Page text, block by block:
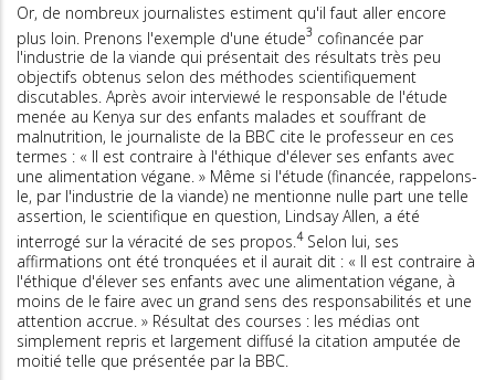
Or, de nombreux journalistes estiment qu'il faut aller encore
plus loin. Prenons l'exemple d'une étude3 cofinancée par
l'industrie de la viande qui présentait des résultats très peu
objectifs obtenus selon des méthodes scientifiquement
discutables. Après avoir interviewé le responsable de l'étude
menée au Kenya sur des enfants malades et souffrant de
malnutrition, le journaliste de la BBC cite le professeur en ces
termes : « Il est contraire à l'éthique d'élever ses enfants avec
une alimentation végane. » Même si l'étude (financée, rappelons-
le, par l'industrie de la viande) ne mentionne nulle part une telle
assertion, le scientifique en question, Lindsay Allen, a été
interrogé sur la véracité de ses propos.4Selon lui, ses
affirmations ont été tronquées et il aurait dit : « Il est contraire à
l'éthique d'élever ses enfants avec une alimentation végane, à
moins de le faire avec un grand sens des responsabilités et une
attention accrue. » Résultat des courses : les médias ont
simplement repris et largement diffusé la citation amputée de
moitié telle que présentée par la BBC.